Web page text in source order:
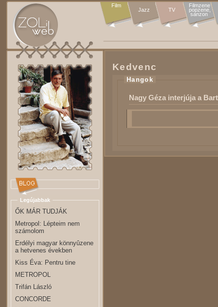
Film
Jazz TV
Filmzene
popzene,
sanzon
Kedvenc
Hangok
Nagy Géza interjúja a
Legújabbak
ŐK MÁR TUDJÁK
Metropol: Lépteim nem
számolom
Erdélyi magyar könnyûzene
a hetvenes években
Kiss Éva: Pentru tine
METROPOL
Trifán László
CONCORDE